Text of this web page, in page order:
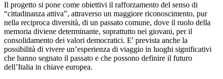
Il progetto si pone come obiettivi il rafforzamento del senso di
“cittadinanza attiva”, attraverso un maggiore riconoscimento, pur
nella reciproca diversità, di un passato comune, dove il ruolo della
memoria diviene determinante, soprattutto nei giovani, per il
consolidamento dei valori democratici. E' prevista anche la
possibilità di vivere un’esperienza di viaggio in luoghi significativi
che hanno segnato il passato e che possono definire il futuro
dell’Italia in chiave europea.